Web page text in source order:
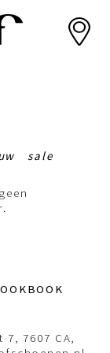
sale
7607 CA,